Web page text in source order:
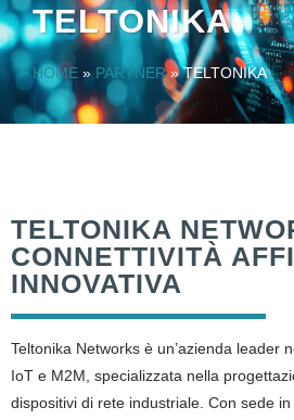
TELTONIKA
HOME » PARTNER»TELTONIKA
TELTONIKA
CONNETTIVITÀ
INNOVATIVA
Teltonika Networks è un’azienda leader
IoT e M2M, specializzata nella
dispositivi di rete industriale. Con sede